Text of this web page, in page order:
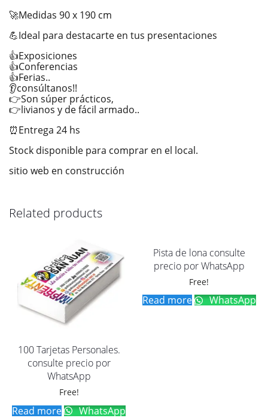
🚀Medidas 90 x 190 cm
💪Ideal para destacarte en tus presentaciones
👍Exposiciones
👍Conferencias
👍Ferias..
👂consúltanos!!
👉Son súper prácticos,
👉livianos y de fácil armado..
⏰Entrega 24 hs
Stock disponible para comprar en el local.
sitio web en construcción
Related products
100 Tarjetas Personales.
consulte precio por
WhatsApp
Free!
Read more WhatsApp
Pista de lona consulte
precio por WhatsApp
Free!
Read more WhatsApp